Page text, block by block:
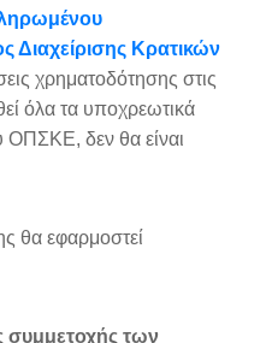
Διαχείρισης Κρατικών
χρηματοδότησης στις
όλα τα υποχρεωτικά
δεν θα είναι
θα εφαρμοστεί
συμμετοχής των